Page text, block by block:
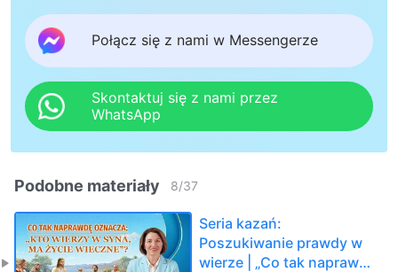
Połącz się z nami w Messengerze
Skontaktuj się z nami przez
WhatsApp
Podobne materiały 8/37
Seria kazań:
Poszukiwanie prawdy w
wierze | „Co tak naprawdę